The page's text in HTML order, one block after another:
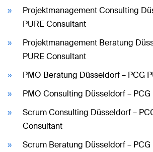
Projektmanagement Consulting
PURE Consultant
Projektmanagement Beratung
PURE Consultant
PMO Beratung Düsseldorf – PCG
PMO Consulting Düsseldorf –
Scrum Consulting Düsseldorf –
Consultant
Scrum Beratung Düsseldorf – PCG